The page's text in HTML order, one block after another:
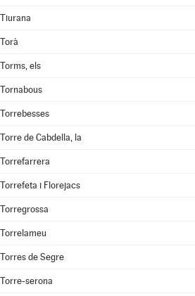
Tiurana
Torà
Torms, els
Tornabous
Torrebesses
Torre de Cabdella, la
Torrefarrera
Torrefeta i Florejacs
Torregrossa
Torrelameu
Torres de Segre
Torre-serona